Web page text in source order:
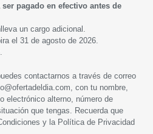
pagado en efectivo antes de
un cargo adicional.
el 31 de agosto de 2026.
contactarnos a través de correo
, con tu nombre,
electrónico alterno, número de
que tengas. Recuerda que
y la Política de Privacidad